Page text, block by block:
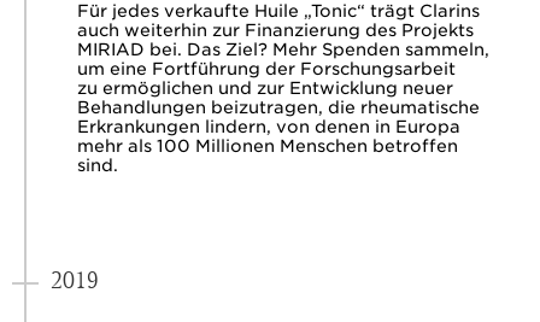
Für jedes verkaufte Huile „Tonic“ trägt Clarins
auch weiterhin zur Finanzierung des Projekts
MIRIAD bei. Das Ziel? Mehr Spenden sammeln,
um eine Fortführung der Forschungsarbeit
zu ermöglichen und zur Entwicklung neuer
Behandlungen beizutragen, die rheumatische
Erkrankungen lindern, von denen in Europa
mehr als 100 Millionen Menschen betroffen
sind.
2019